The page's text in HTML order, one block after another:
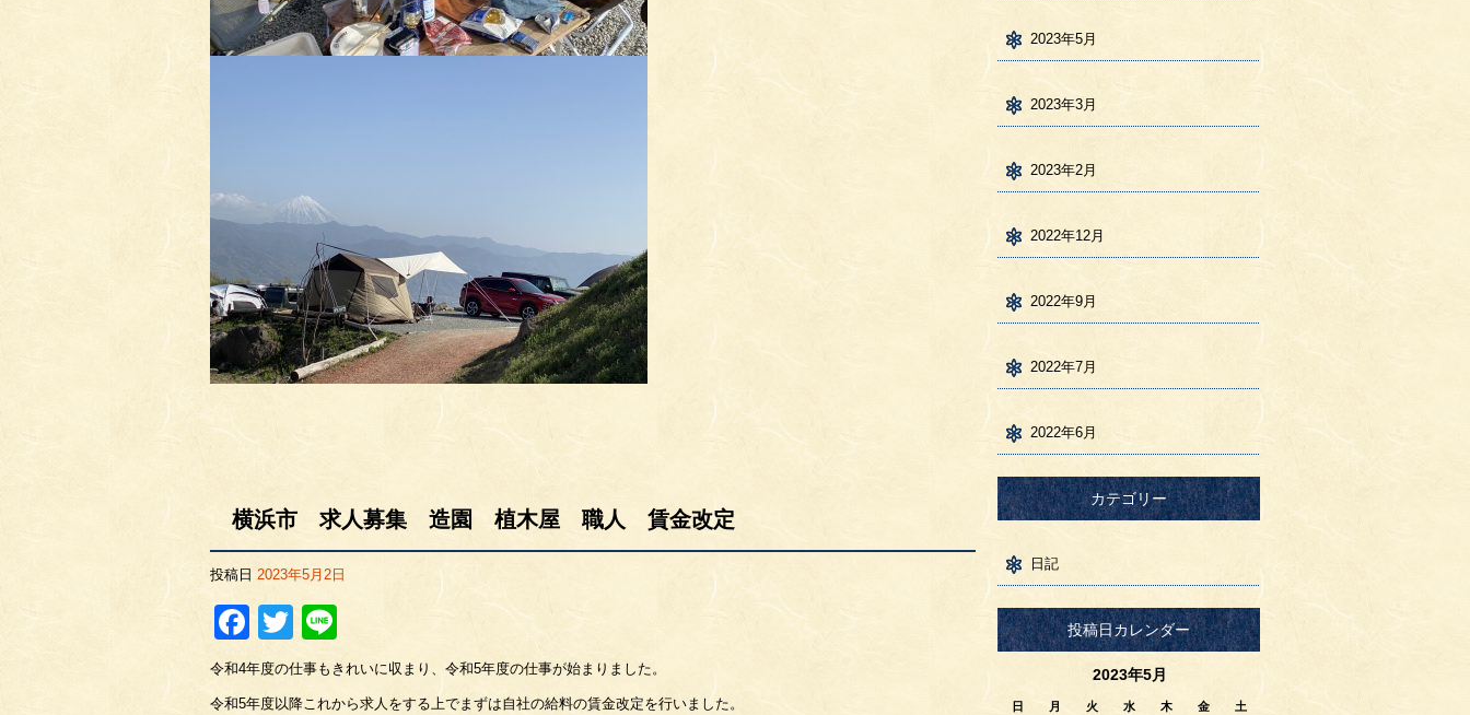
横浜市 求人募集 造園 植木屋 職人 賃金改定
投稿日 2023年5月2日
Facebook
Twitter
令和4年度の仕事もきれいに収まり、令和5年度の仕事が始まりました。
令和5年度以降これから求人をする上でまずは自社の給料の賃金改定を行いました。
2023年5月
2023年3月
2023年2月
2022年12月
2022年9月
2022年7月
2022年6月
カテゴリー
日記
投稿日カレンダー
2023年5月
日 月 火 水 木 金 土